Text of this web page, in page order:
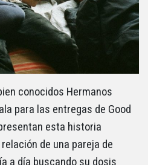
conocidos Hermanos
para las entregas de Good
esta historia
de una pareja de
a día buscando su dosis